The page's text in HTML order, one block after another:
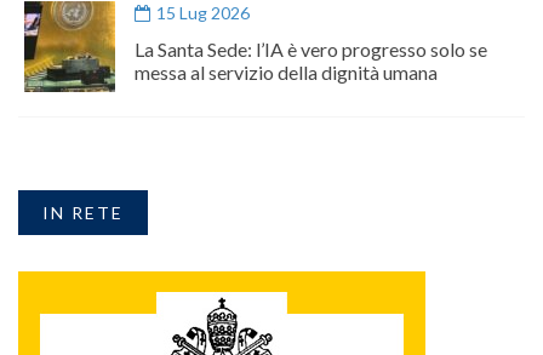
15 Lug 2026
La Santa Sede: l’IA è vero progresso solo se
messa al servizio della dignità umana
IN RETE